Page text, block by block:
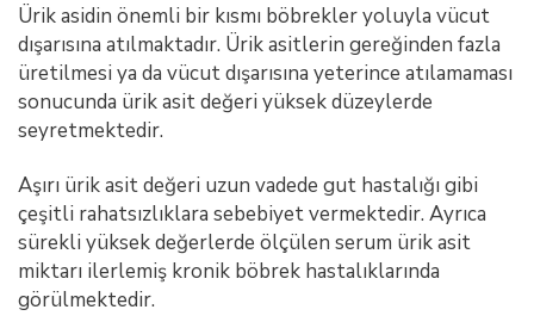
Ürik asidin önemli bir kısmı böbrekler yoluyla vücut
dışarısına atılmaktadır. Ürik asitlerin gereğinden fazla
üretilmesi ya da vücut dışarısına yeterince atılamaması
sonucunda ürik asit değeri yüksek düzeylerde
seyretmektedir.
Aşırı ürik asit değeri uzun vadede gut hastalığı gibi
çeşitli rahatsızlıklara sebebiyet vermektedir. Ayrıca
sürekli yüksek değerlerde ölçülen serum ürik asit
miktarı ilerlemiş kronik böbrek hastalıklarında
görülmektedir.